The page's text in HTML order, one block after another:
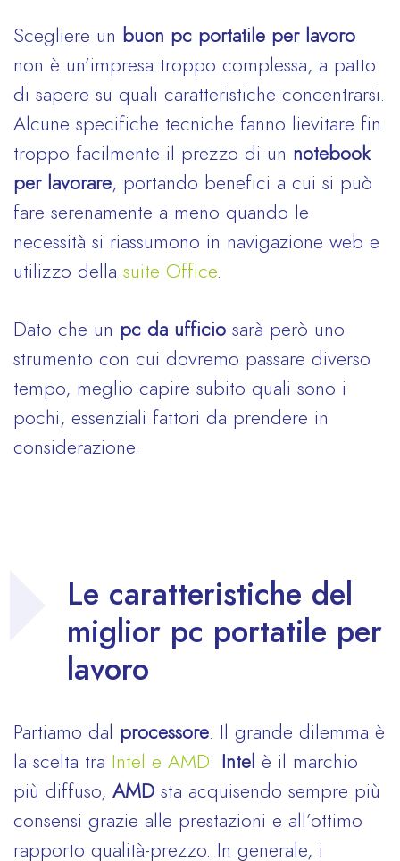
Scegliere un buon pc portatile per lavoro
non è un’impresa troppo complessa, a patto
di sapere su quali caratteristiche concentrarsi.
Alcune specifiche tecniche fanno lievitare fin
troppo facilmente il prezzo di un notebook
per lavorare, portando benefici a cui si può
fare serenamente a meno quando le
necessità si riassumono in navigazione web e
utilizzo della suite Office
Dato che un pc da ufficio sarà però uno
strumento con cui dovremo passare diverso
tempo, meglio capire subito quali sono i
pochi, essenziali fattori da prendere in
considerazione.
Le caratteristiche del
miglior pc portatile per
lavoro
Partiamo dal processore . Il grande dilemma è
la scelta tra
Intel e AMD: Intel è il marchio
più diffuso, AMD sta acquisendo sempre più
consensi grazie alle prestazioni e all’ottimo
rapporto qualità-prezzo. In generale, i